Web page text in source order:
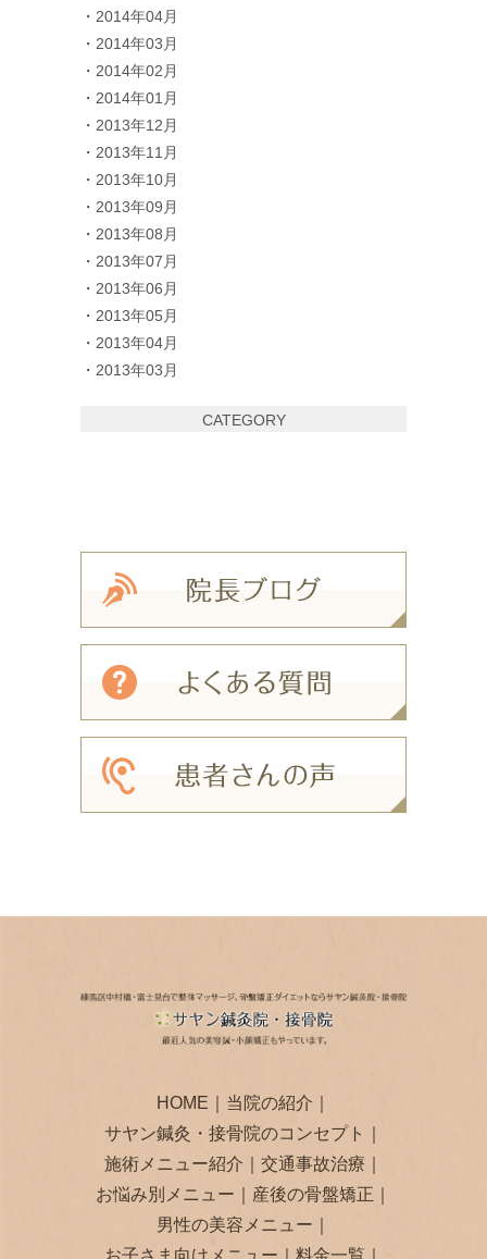
2014年04月
2014年03月
2014年02月
2014年01月
2013年12月
2013年11月
2013年10月
2013年09月
2013年08月
2013年07月
2013年06月
2013年05月
2013年04月
2013年03月
CATEGORY
HOME 当院の紹介
サヤン鍼灸・接骨院のコンセプト
施術メニュー紹介
交通事故治療
お悩み別メニュー
産後の骨盤矯正
男性の美容メニュー
お子さま向けメニュー
料金一覧